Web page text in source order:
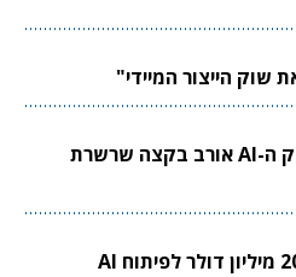
צוואר הבקבוק הבא בשוק ה-AI אורב בקצה שרשרת
Limitless Labs גייסה 20 מיליון דולר לפיתוח AI